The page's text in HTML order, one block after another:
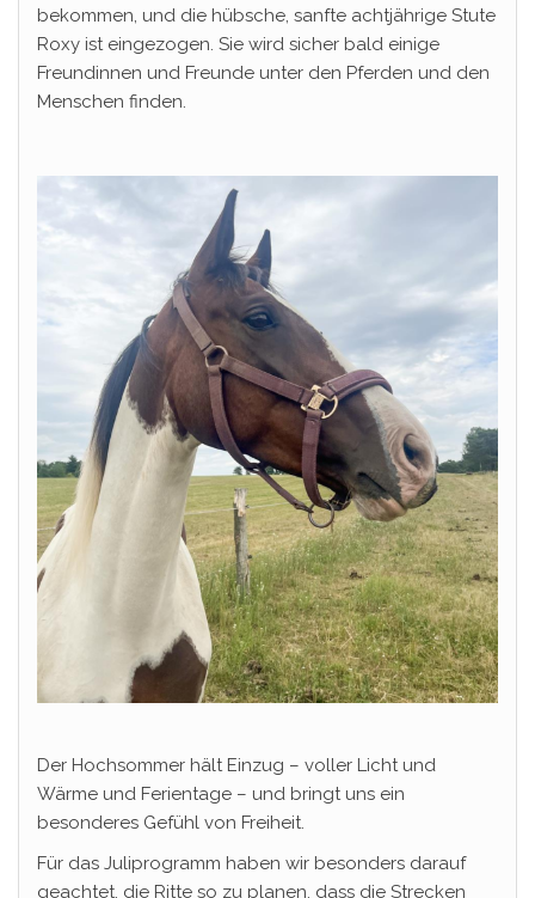
bekommen, und die hübsche, sanfte achtjährige Stute
Roxy ist eingezogen. Sie wird sicher bald einige
Freundinnen und Freunde unter den Pferden und den
Menschen finden.
Der Hochsommer hält Einzug – voller Licht und
Wärme und Ferientage – und bringt uns ein
besonderes Gefühl von Freiheit.
Für das Juliprogramm haben wir besonders darauf
geachtet, die Ritte so zu planen, dass die Strecken